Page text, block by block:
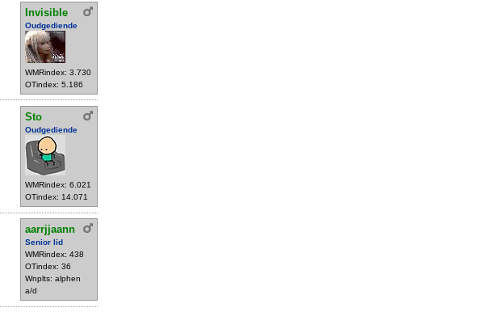
Invisible
Oudgediende
WMRindex: 3.730
OTindex: 5.186
Sto
Oudgediende
WMRindex: 6.021
OTindex: 14.071
aarrjjaann
Senior lid
WMRindex: 438
OTindex: 36
Wnplts: alphen
a/d